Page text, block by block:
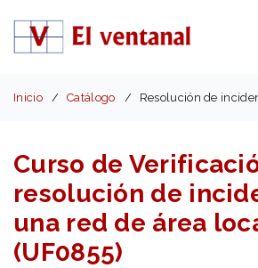
Inicio Catálogo Resolución de incidencias red
Curso de
resolución de
una red de área
(UF0855)